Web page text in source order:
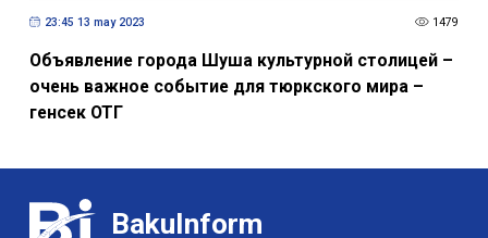
23:45 13 may 2023 1479
Объявление города Шуша культурной столицей –
очень важное событие для тюркского мира –
генсек ОТГ
BakuInform